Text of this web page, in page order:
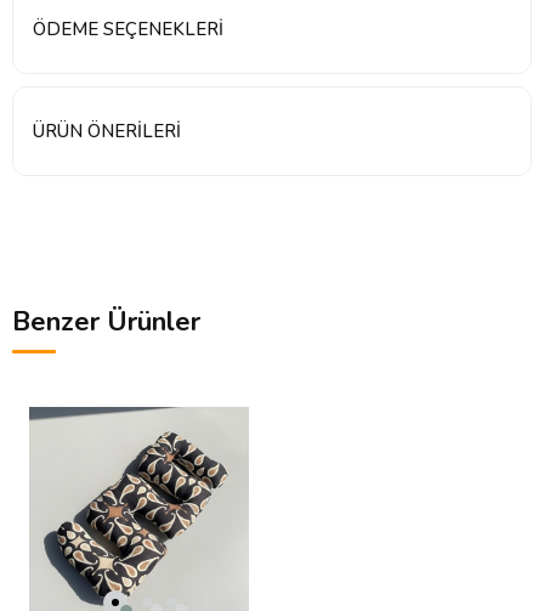
ÖDEME SEÇENEKLERI
ÜRÜN ÖNERILERI
Benzer Ürünler